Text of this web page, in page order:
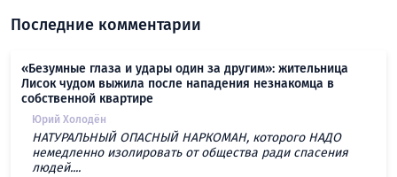
Последние комментарии
«Безумные глаза и удары один за другим»: жительница
Лисок чудом выжила после нападения незнакомца в
собственной квартире
Юрий Холодён
НАТУРАЛЬНЫЙ ОПАСНЫЙ НАРКОМАН, которого НАДО
немедленно изолировать от общества ради спасения
людей....